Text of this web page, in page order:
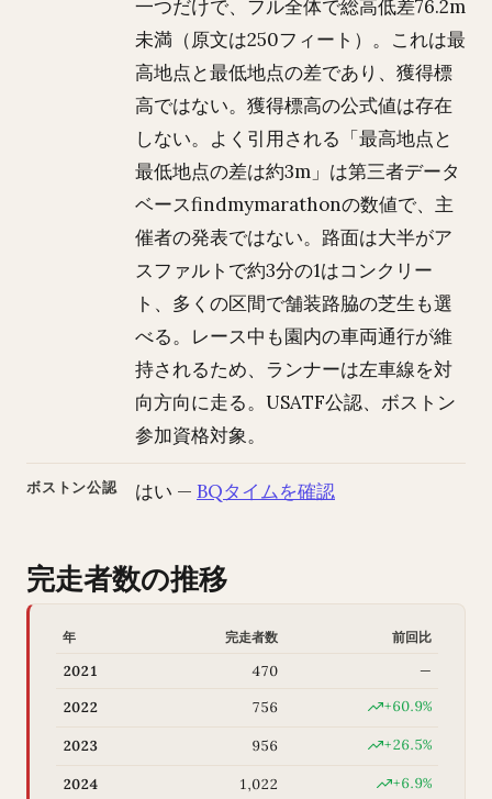
一つだけで、フル全体で総高低差76.2m
未満（原文は250フィート）。これは最
高地点と最低地点の差であり、獲得標
高ではない。獲得標高の公式値は存在
しない。よく引用される「最高地点と
最低地点の差は約3m」は第三者データ
ベースfindmymarathonの数値で、主
催者の発表ではない。路面は大半がア
スファルトで約3分の1はコンクリー
ト、多くの区間で舗装路脇の芝生も選
べる。レース中も園内の車両通行が維
持されるため、ランナーは左車線を対
向方向に走る。USATF公認、ボストン
参加資格対象。
ボストン公認 はい — BQタイムを確認
完走者数の推移
年 完走者数 前回比
2021 470
—
2022
756 +60.9%
2023 956 +26.5%
2024 1,022 +6.9%